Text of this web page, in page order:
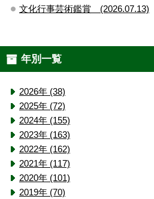
文化行事芸術鑑賞 (2026.07.13)
年別一覧
2026年 (38)
2025年 (72)
2024年 (155)
2023年 (163)
2022年 (162)
2021年 (117)
2020年 (101)
2019年 (70)